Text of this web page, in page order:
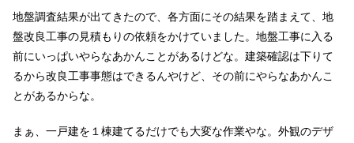
地盤調査結果が出てきたので、各方面にその結果を踏まえて、地
盤改良工事の見積もりの依頼をかけていました。地盤工事に入る
前にいっぱいやらなあかんことがあるけどな。建築確認は下りて
るから改良工事事態はできるんやけど、その前にやらなあかんこ
とがあるからな。
まぁ、一戸建を１棟建てるだけでも大変な作業やな。外観のデザ